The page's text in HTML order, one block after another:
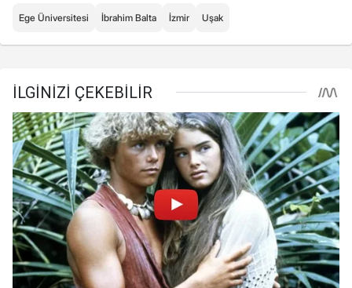
Ege Üniversitesi İbrahim Balta İzmir Uşak